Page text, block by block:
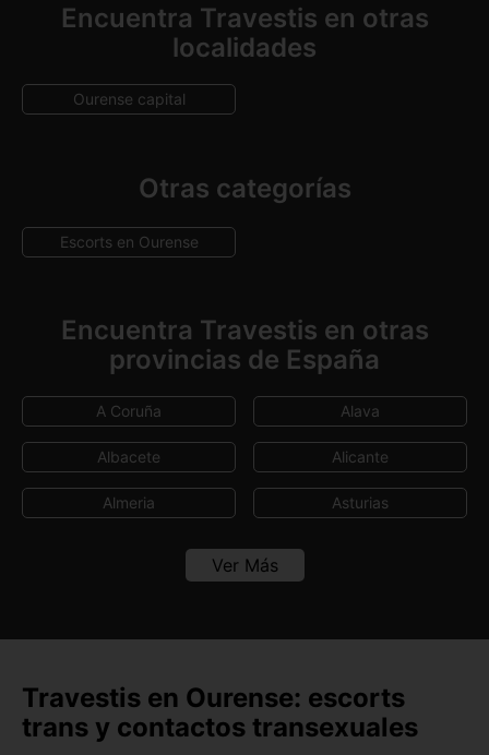
Encuentra Travestis en otras
localidades
Ourense capital
Otras categorías
Escorts en Ourense
Encuentra Travestis en otras
provincias de España
A Coruña Alava
Albacete Alicante
Almeria Asturias
Burgos Cáceres
Cádiz Canarias
Cantabria Castellón
Ver Más
Travestis en Ourense: escorts
trans y contactos transexuales